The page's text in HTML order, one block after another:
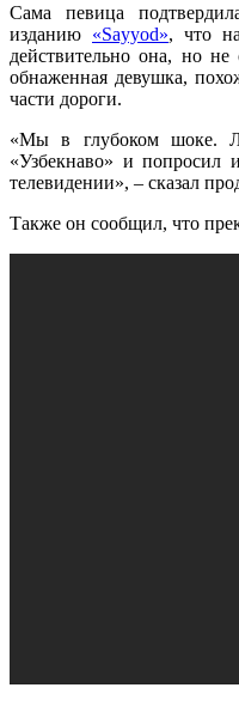
Сама певица
изданию «Sayyod», что
действительно она, но не
обнаженная девушка,
части дороги.
«Мы в глубоком шоке.
«Узбекнаво» и попросил
телевидении», – сказал
Также он сообщил, что